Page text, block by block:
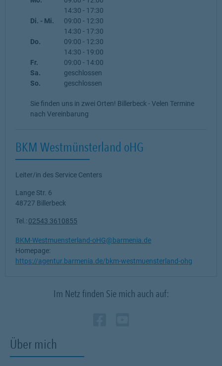
Über mich
14:30 - 17:30
Di. - Mi.
09:00 - 12:30
14:30 - 17:30
Do.
09:00 - 12:30
14:30 - 19:00
Fr.
09:00 - 14:00
Sa.
geschlossen
So.
geschlossen
Sie finden uns in zwei Orten! Billerbeck - Velen Termine
nach Vereinbarung
BKM Westmünsterland oHG
Leiter/in des Service Centers
Lange Str. 6
48727 Billerbeck
Tel.: 02543 3610855
BKM-Westmuensterland-oHG@barmenia.de
Homepage:
https://agentur.barmenia.de/bkm-westmuensterland-ohg
Im Netz finden Sie mich auch auf: